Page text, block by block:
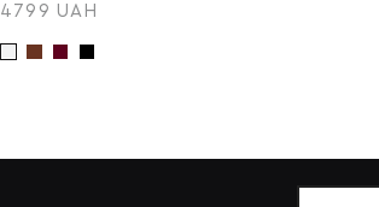
4799 UAH